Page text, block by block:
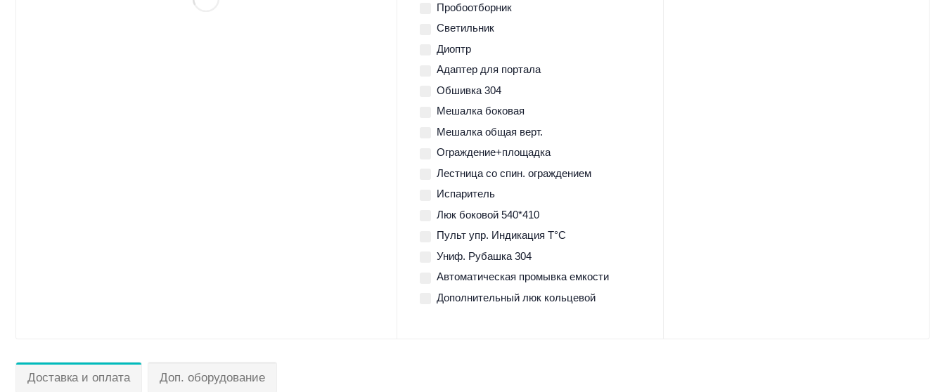
Пробоотборник
Светильник
Диоптр
Адаптер для портала
Обшивка 304
Мешалка боковая
Мешалка общая верт.
Ограждение+площадка
Лестница со спин. ограждением
Испаритель
Люк боковой 540*410
Пульт упр. Индикация Т°С
Униф. Рубашка 304
Автоматическая промывка емкости
Дополнительный люк кольцевой
Доставка и оплата Доп. оборудование